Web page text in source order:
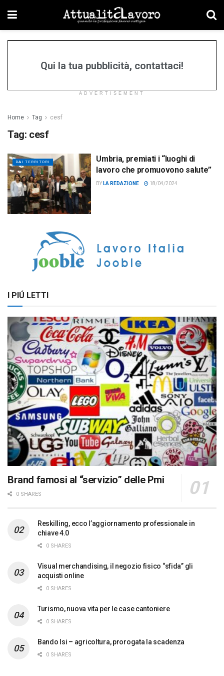
Qui la tua pubblicità, contattaci!
ADVERTISEMENT
Home Tag cesf
Tag: cesf
DAI TERRITORI
Umbria, premiati i “luoghi di
lavoro che promuovono salute”
BY LA REDAZIONE 18/04/2024
I PIÚ LETTI
Brand famosi al “servizio” delle Pmi
0 SHARES
Reskilling, ecco l’aggiornamento professionale in
chiave 4.0
0 SHARES
Visual merchandising, il negozio fisico “sfida” gli
acquisti online
0 SHARES
Turismo, nuova vita per le case cantoniere
0 SHARES
Bando Isi – agricoltura, prorogata la scadenza
0 SHARES